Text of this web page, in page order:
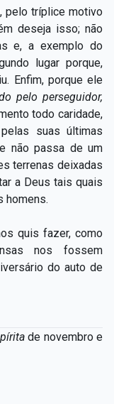
pelo tríplice motivo
deseja isso; não
e, a exemplo do
lugar porque,
Enfim, porque ele
pelo perseguidor,
todo caridade,
suas últimas
não passa de um
terrenas deixadas
a Deus tais quais
homens.
quis fazer, como
nos fossem
do auto de
de novembro e